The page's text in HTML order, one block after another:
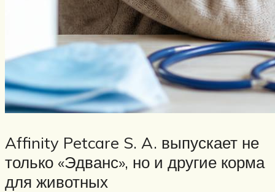
Affinity Petcare S. A. выпускает не
только «Эдванс», но и другие корма
для животных